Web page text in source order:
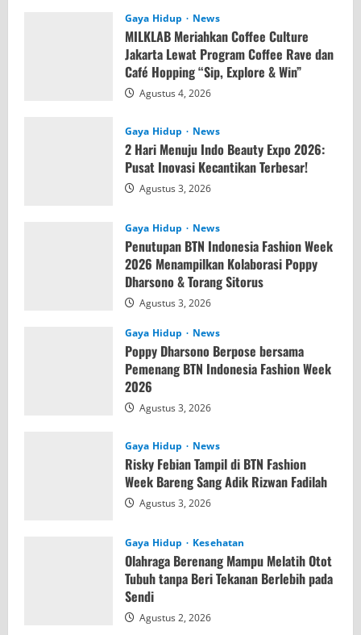
Gaya Hidup News
MILKLAB Meriahkan Coffee Culture
Jakarta Lewat Program Coffee Rave dan
Café Hopping “Sip, Explore & Win”
Agustus 4, 2026
Gaya Hidup News
2 Hari Menuju Indo Beauty Expo 2026:
Pusat Inovasi Kecantikan Terbesar!
Agustus 3, 2026
Gaya Hidup News
Penutupan BTN Indonesia Fashion Week
2026 Menampilkan Kolaborasi Poppy
Dharsono & Torang Sitorus
Agustus 3, 2026
Gaya Hidup News
Poppy Dharsono Berpose bersama
Pemenang BTN Indonesia Fashion Week
2026
Agustus 3, 2026
Gaya Hidup News
Risky Febian Tampil di BTN Fashion
Week Bareng Sang Adik Rizwan Fadilah
Agustus 3, 2026
Gaya Hidup Kesehatan
Olahraga Berenang Mampu Melatih Otot
Tubuh tanpa Beri Tekanan Berlebih pada
Sendi
Agustus 2, 2026